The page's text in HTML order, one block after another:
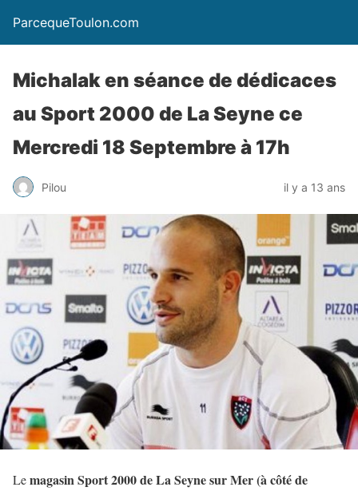
ParcequeToulon.com
Michalak en séance de dédicaces
au Sport 2000 de La Seyne ce
Mercredi 18 Septembre à 17h
Pilou il y a 13 ans
Lemagasin Sport 2000 de La Seyne sur Mer (à côté de